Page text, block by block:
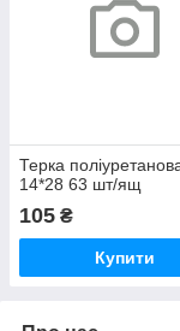
Терка
14*28 63 шт/ящ
105 ₴
Купити